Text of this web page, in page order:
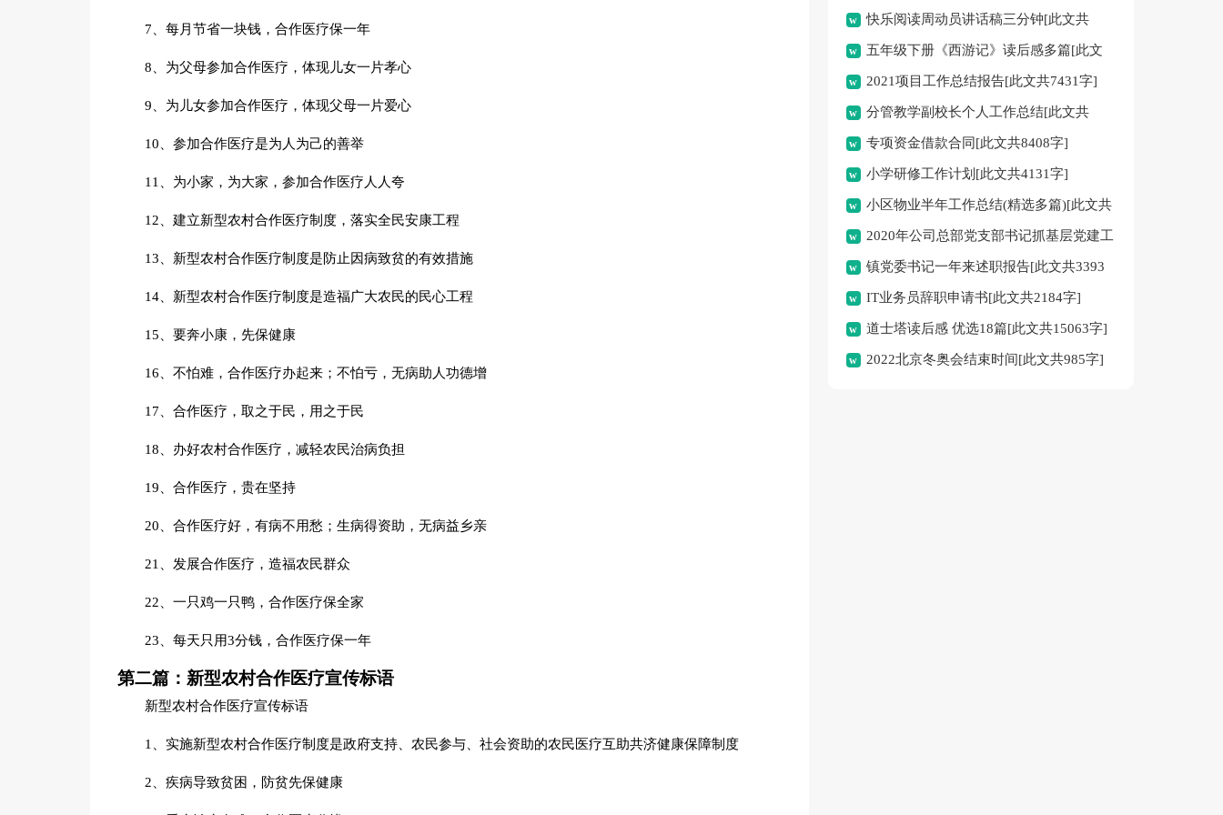
7、每月节省一块钱，合作医疗保一年
8、为父母参加合作医疗，体现儿女一片孝心
9、为儿女参加合作医疗，体现父母一片爱心
10、参加合作医疗是为人为己的善举
11、为小家，为大家，参加合作医疗人人夸
12、建立新型农村合作医疗制度，落实全民安康工程
13、新型农村合作医疗制度是防止因病致贫的有效措施
14、新型农村合作医疗制度是造福广大农民的民心工程
15、要奔小康，先保健康
16、不怕难，合作医疗办起来；不怕亏，无病助人功德增
17、合作医疗，取之于民，用之于民
18、办好农村合作医疗，减轻农民治病负担
19、合作医疗，贵在坚持
20、合作医疗好，有病不用愁；生病得资助，无病益乡亲
21、发展合作医疗，造福农民群众
22、一只鸡一只鸭，合作医疗保全家
23、每天只用3分钱，合作医疗保一年
第二篇：新型农村合作医疗宣传标语
新型农村合作医疗宣传标语
1、实施新型农村合作医疗制度是政府支持、农民参与、社会资助的农民医疗互助共济健康保障制度
2、疾病导致贫困，防贫先保健康
快乐阅读周动员讲话稿三分钟[此文共
3269字]
五年级下册《西游记》读后感多篇[此文
共3784字]
2021项目工作总结报告[此文共7431字]
分管教学副校长个人工作总结[此文共
1110字]
专项资金借款合同[此文共8408字]
小学研修工作计划[此文共4131字]
小区物业半年工作总结(精选多篇)[此文共
10291字]
2020年公司总部党支部书记抓基层党建工
作述职报告[此文共1667字]
镇党委书记一年来述职报告[此文共3393
字] IT业务员辞职申请书[此文共2184字]
道士塔读后感 优选18篇[此文共15063字]
2022北京冬奥会结束时间[此文共985字]